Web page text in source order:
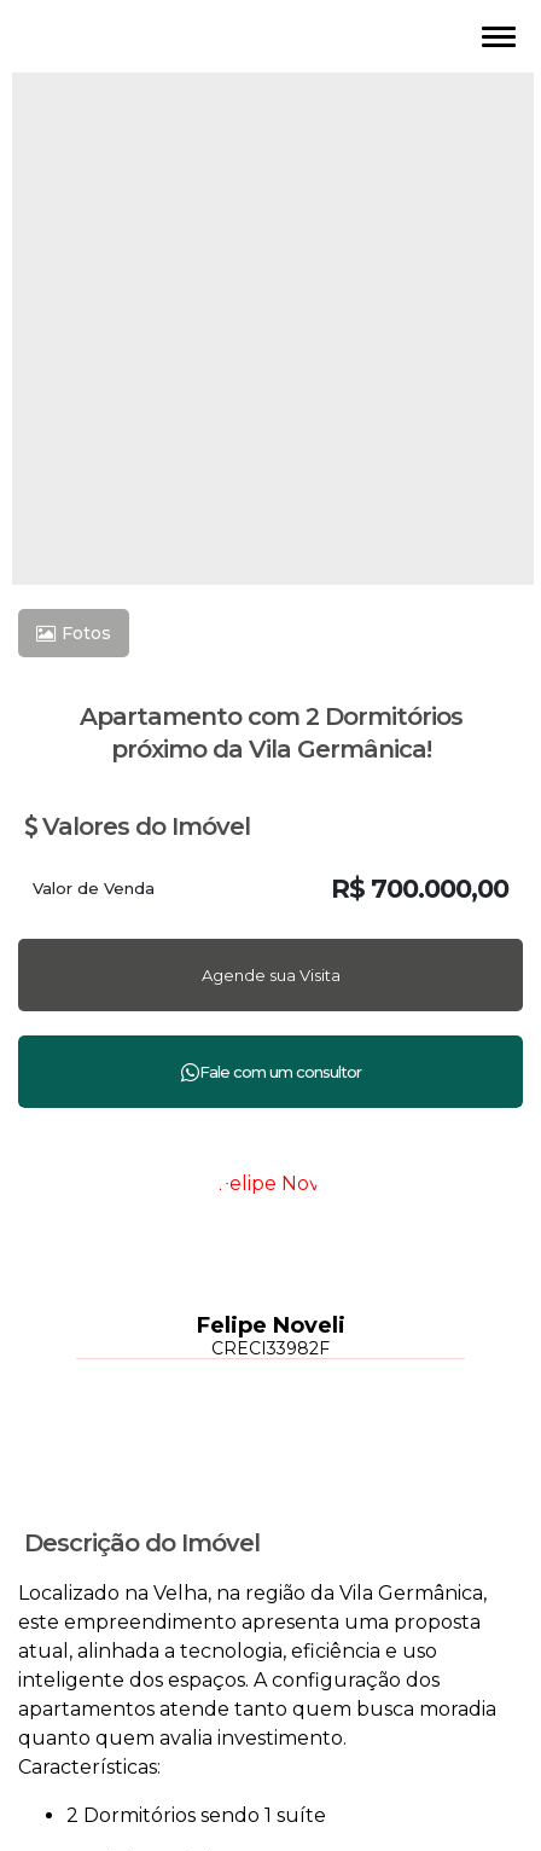
Fotos
Apartamento com 2 Dormitórios
próximo da Vila Germânica!
Valores do Imóvel
R$ 700.000,00
Valor de Venda
Felipe Noveli
CRECI33982F
Descrição do Imóvel
Localizado na Velha, na região da Vila Germânica,
este empreendimento apresenta uma proposta
atual, alinhada a tecnologia, eficiência e uso
inteligente dos espaços. A configuração dos
apartamentos atende tanto quem busca moradia
quanto quem avalia investimento.
Características:
2 Dormitórios sendo 1 suíte